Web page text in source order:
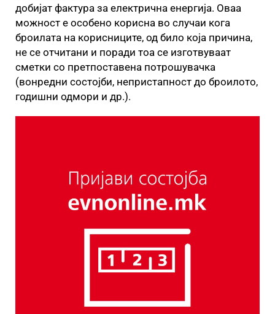
добијат фактура за електрична енергија. Оваа
можност е особено корисна во случаи кога
броилата на корисниците, од било која причина,
не се отчитани и поради тоа се изготвуваат
сметки со претпоставена потрошувачка
(вонредни состојби, непристапност до броилото,
годишни одмори и др.).